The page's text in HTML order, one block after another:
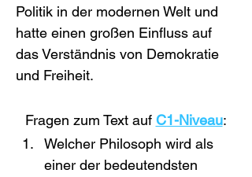
Politik in der modernen Welt und
hatte einen großen Einfluss auf
das Verständnis von Demokratie
und Freiheit.
Fragen zum Text auf C1-Niveau:
Welcher Philosoph wird als
einer der bedeutendsten